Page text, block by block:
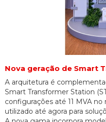
Nova geração de Smart
A arquitetura é
Smart Transformer Station
configurações até 11 MVA
utilizado até agora para